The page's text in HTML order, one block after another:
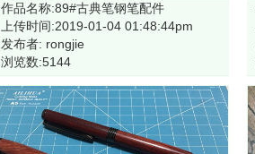
作品名称:89#古典笔钢笔配件
上传时间:2019-01-04 01:48:44pm
发布者: rongjie
浏览数:5144